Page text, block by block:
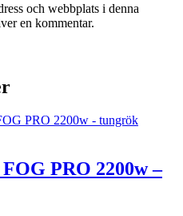
och webbplats i denna
en kommentar.
PRO 2200w –